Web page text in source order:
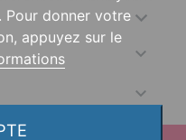

Pour donner votre
appuyez sur le